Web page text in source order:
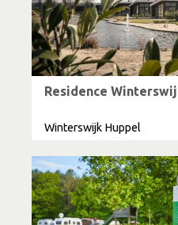
Residence
Winterswijk Huppel